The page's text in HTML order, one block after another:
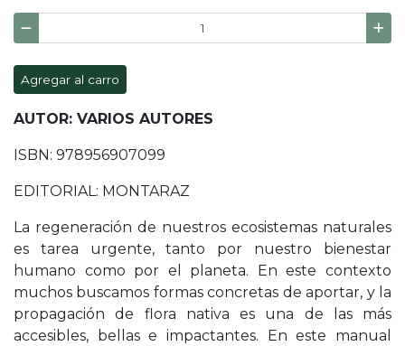
Agregar al carro
AUTOR: VARIOS AUTORES
ISBN: 978956907099
EDITORIAL: MONTARAZ
La regeneración de nuestros ecosistemas naturales
es tarea urgente, tanto por nuestro bienestar
humano como por el planeta. En este contexto
muchos buscamos formas concretas de aportar, y la
propagación de flora nativa es una de las más
accesibles, bellas e impactantes. En este manual